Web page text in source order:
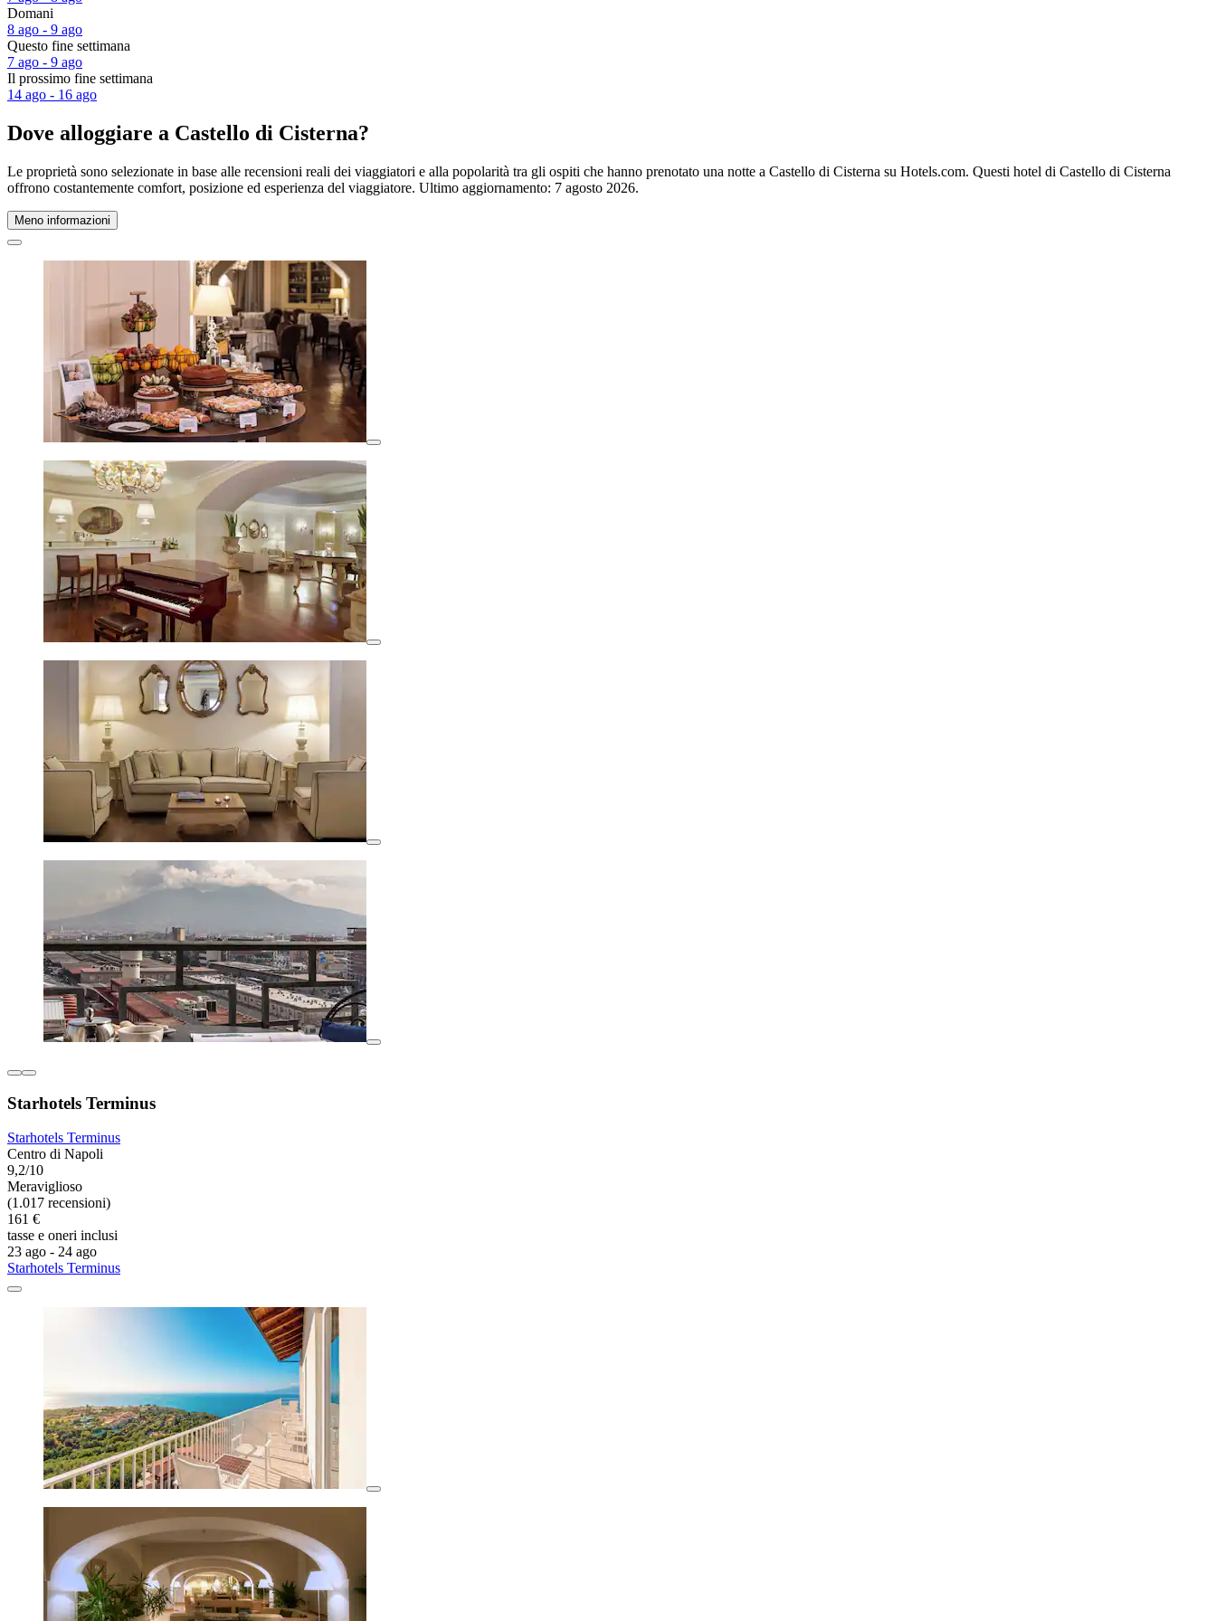
Domani
8 ago - 9 ago
Questo fine settimana
7 ago - 9 ago
Il prossimo fine settimana
14 ago - 16 ago
Dove alloggiare a Castello di Cisterna?
Le proprietà sono selezionate in base alle recensioni reali dei viaggiatori e alla popolarità tra gli ospiti che hanno prenotato una notte a Castello di Cisterna su Hotels.com. Questi hotel di Castello di Cisterna
offrono costantemente comfort, posizione ed esperienza del viaggiatore. Ultimo aggiornamento: 7 agosto 2026.
Meno informazioni
Starhotels Terminus
Starhotels Terminus
Centro di Napoli
9,2/10
Meraviglioso
(1.017 recensioni)
161 €
tasse e oneri inclusi
23 ago - 24 ago
Starhotels Terminus